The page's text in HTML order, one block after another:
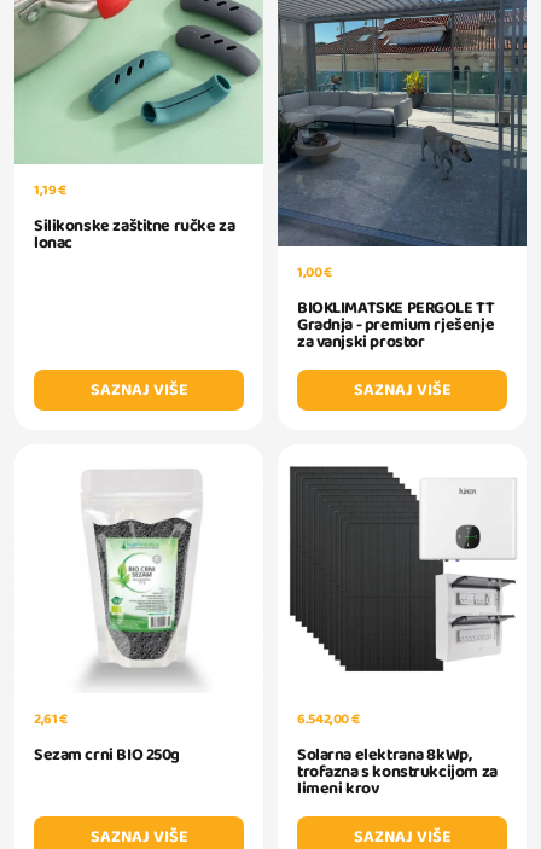
1,19 €
Silikonske zaštitne ručke za
lonac
SAZNAJ VIŠE
1,00 €
BIOKLIMATSKE PERGOLE TT
Gradnja - premium rješenje
za vanjski prostor
SAZNAJ VIŠE
2,61 €
Sezam crni BIO 250g
SAZNAJ VIŠE
6.542,00 €
Solarna elektrana 8kWp,
trofazna s konstrukcijom za
limeni krov
SAZNAJ VIŠE